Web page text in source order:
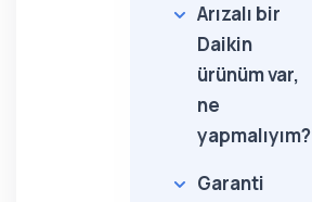
Arızalı bir
Daikin
ürünüm var,
ne
yapmalıyım?
Garanti